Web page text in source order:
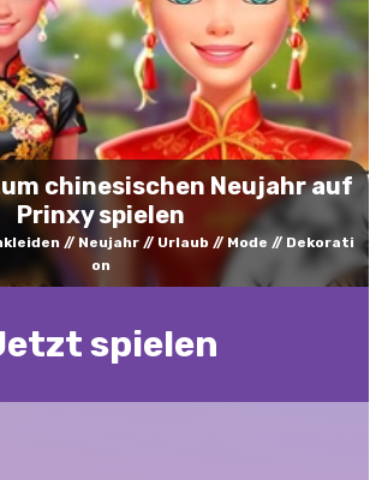
chinesischen Neujahr auf
Prinxy spielen
Neujahr Urlaub Mode
Dekorati
on
spielen